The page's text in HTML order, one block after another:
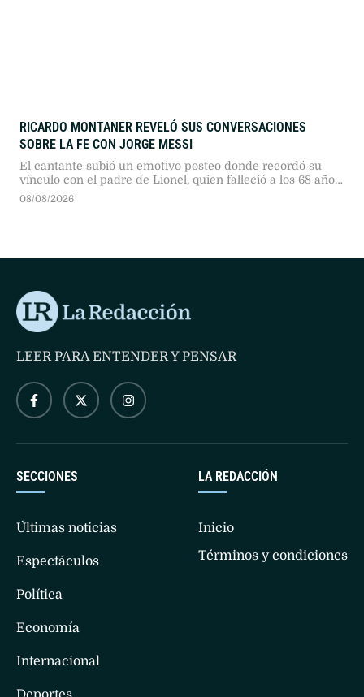
RICARDO MONTANER REVELÓ SUS CONVERSACIONES
SOBRE LA FE CON JORGE MESSI
El cantante subió un emotivo posteo donde recordó su
vínculo con el padre de Lionel, quien falleció a los 68 años
debido a una larga enfermedad.
08/08/2026
LA REDACCIÓN
Inicio
Términos y condiciones
SECCIONES
Últimas noticias
Espectáculos
Política
Economía
Internacional
LEER PARA ENTENDER Y PENSAR